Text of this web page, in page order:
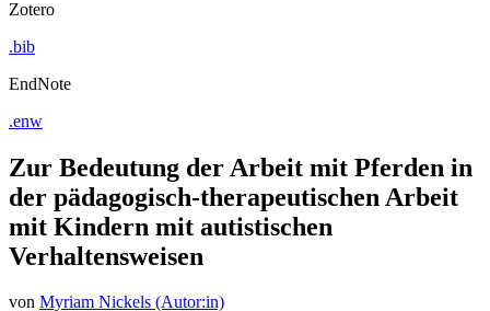
BibTeX
Zotero
.bib
EndNote
.enw
Zur Bedeutung der Arbeit mit Pferden in
der pädagogisch-therapeutischen Arbeit
mit Kindern mit autistischen
Verhaltensweisen